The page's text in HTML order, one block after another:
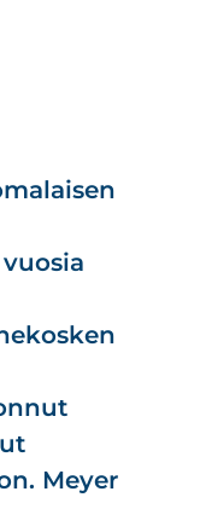
Meyer